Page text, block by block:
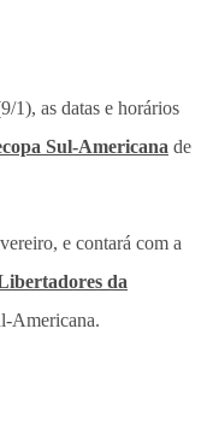
1), as datas e horários
Sul-Americana de
e contará com a
da
Americana.